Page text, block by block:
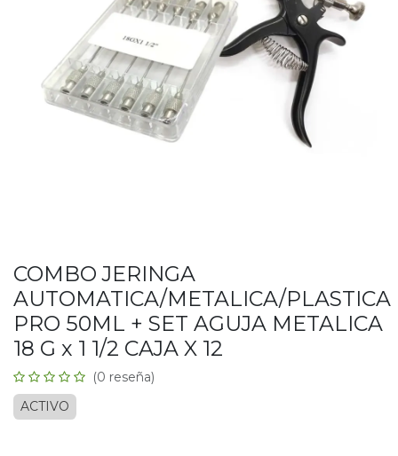
COMBO JERINGA
AUTOMATICA/METALICA/PLASTICA
PRO 50ML + SET AGUJA METALICA
18 G x 1 1/2 CAJA X 12
(0 reseña)
ACTIVO